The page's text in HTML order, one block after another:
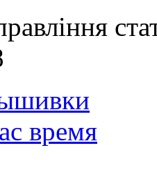
время